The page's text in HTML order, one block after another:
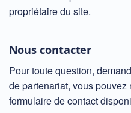
propriétaire du site.
Nous contacter
Pour toute question,
de partenariat, vous
formulaire de contact